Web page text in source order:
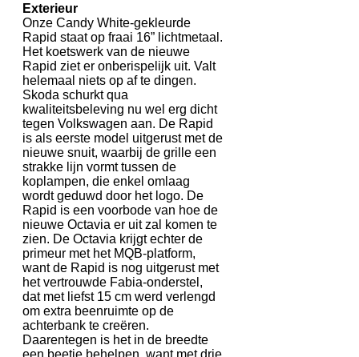
Exterieur
Onze Candy White-gekleurde
Rapid staat op fraai 16” lichtmetaal.
Het koetswerk van de nieuwe
Rapid ziet er onberispelijk uit. Valt
helemaal niets op af te dingen.
Skoda schurkt qua
kwaliteitsbeleving nu wel erg dicht
tegen Volkswagen aan. De Rapid
is als eerste model uitgerust met de
nieuwe snuit, waarbij de grille een
strakke lijn vormt tussen de
koplampen, die enkel omlaag
wordt geduwd door het logo. De
Rapid is een voorbode van hoe de
nieuwe Octavia er uit zal komen te
zien. De Octavia krijgt echter de
primeur met het MQB-platform,
want de Rapid is nog uitgerust met
het vertrouwde Fabia-onderstel,
dat met liefst 15 cm werd verlengd
om extra beenruimte op de
achterbank te creëren.
Daarentegen is het in de breedte
een beetje behelpen, want met drie